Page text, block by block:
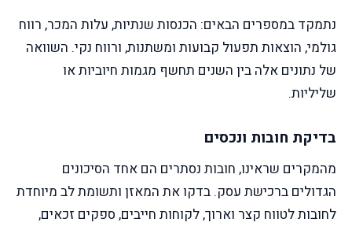
נתמקד במספרים הבאים: הכנסות שנתיות, עלות המכר, רווח
גולמי, הוצאות תפעול קבועות ומשתנות, ורווח נקי. השוואה
של נתונים אלה בין השנים תחשף מגמות חיוביות או
שליליות.
בדיקת חובות ונכסים
מהמקרים שראינו, חובות נסתרים הם אחד הסיכונים
הגדולים ברכישת עסק. בדקו את המאזן ותשומת לב מיוחדת
לחובות לטווח קצר וארוך, לקוחות חייבים, ספקים זכאים,